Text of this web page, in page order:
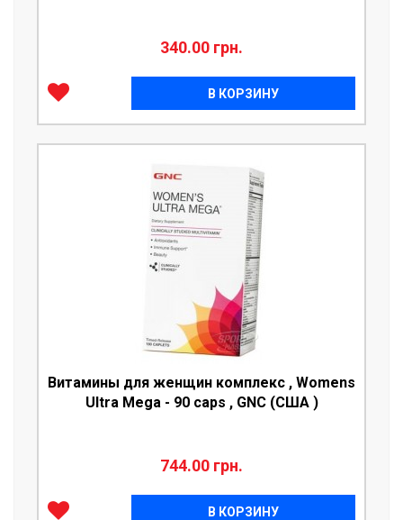
340.00 грн.
В КОРЗИНУ
Витамины для женщин комплекс , Womens
Ultra Mega - 90 caps , GNC (США )
744.00 грн.
В КОРЗИНУ